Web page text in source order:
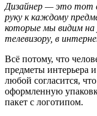
Дизайнер — это тот
руку к каждому
которые мы видим на
телевизору, в
Всё потому, что
предметы интерьера
любой согласится,
оформленную
пакет с логотипом.